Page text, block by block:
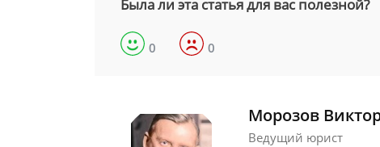
Была ли эта статья для вас полезной?
0 0
Морозов
Ведущий юрист